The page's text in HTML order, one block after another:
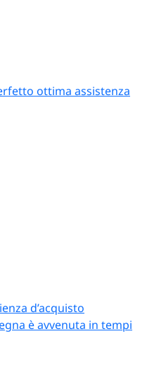
ottima assistenza
d’acquisto
è avvenuta in tempi